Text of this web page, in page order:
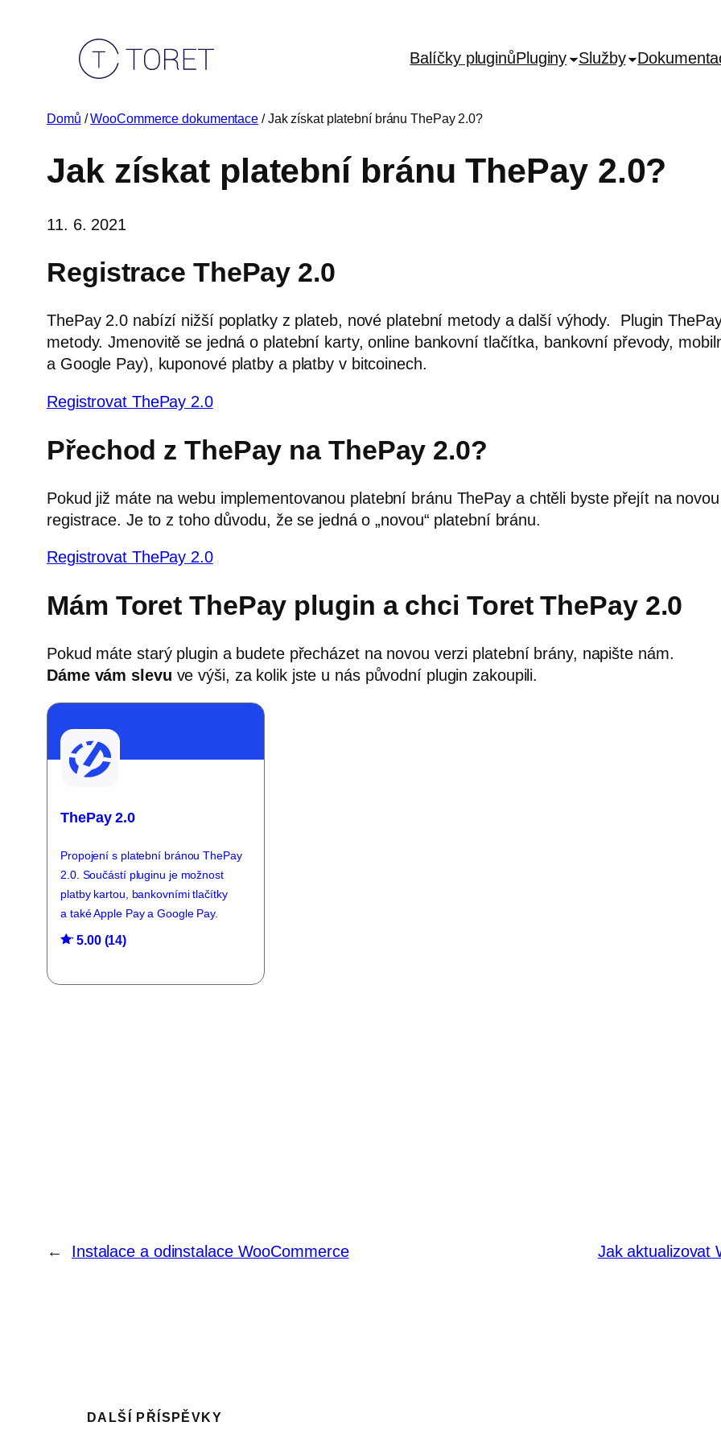
Balíčky pluginůPluginy Služby
Domů /WooCommerce dokumentace / Jak získat platební bránu ThePay 2.0?
Jak získat platební bránu ThePay 2.0?
11. 6. 2021
Registrace ThePay 2.0
ThePay 2.0 nabízí nižší poplatky z plateb, nové platební metody a další výhody. Plugin
metody. Jmenovitě se jedná o platební karty, online bankovní tlačítka, bankovní převody,
a Google Pay), kuponové platby a platby v bitcoinech.
Registrovat ThePay 2.0
Přechod z ThePay na ThePay 2.0?
Pokud již máte na webu implementovanou platební bránu ThePay a chtěli byste přejít na
registrace. Je to z toho důvodu, že se jedná o „novou“ platební bránu.
Registrovat ThePay 2.0
Mám Toret ThePay plugin a chci Toret ThePay 2.0
Pokud máte starý plugin a budete přecházet na novou verzi platební brány, napište nám.
Dáme vám slevu ve výši, za kolik jste u nás původní plugin zakoupili.
ThePay 2.0
Propojení s platební bránou ThePay
2.0. Součástí pluginu je možnost
platby kartou, bankovními tlačítky
a také Apple Pay a Google Pay.
5.00 (14)
← Instalace a odinstalace WooCommerce Jak aktualizovat
DALŠÍ PŘÍSPĚVKY